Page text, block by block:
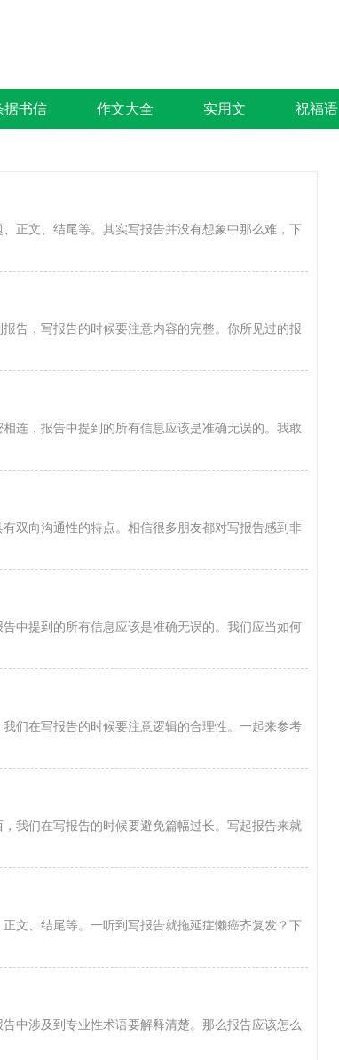
据书信 作文大全 实用文 祝福语
正文、结尾等。其实写报告并没有想象中那么难，下
告，写报告的时候要注意内容的完整。你所见过的报
连，报告中提到的所有信息应该是准确无误的。我敢
双向沟通性的特点。相信很多朋友都对写报告感到非
中提到的所有信息应该是准确无误的。我们应当如何
们在写报告的时候要注意逻辑的合理性。一起来参考
我们在写报告的时候要避免篇幅过长。写起报告来就
文、结尾等。一听到写报告就拖延症懒癌齐复发？下
中涉及到专业性术语要解释清楚。那么报告应该怎么